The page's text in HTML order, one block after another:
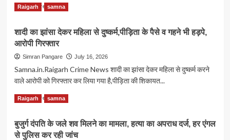
खुलासा,दोस्त
निकला
युवक
हत्यारा
Read MoreRead
more
धरमजयगढ़
में
के
शव
खुलासा,मोबाइल
रखने
के
Raigarh samna
शादी का झांसा देकर महिला से दुष्कर्म,पीड़िता के पैसे व गहने भी हड़पे,
आरोपी गिरफ्तार
Simran Pangare July 16, 2026
Samna.in.Raigarh Crime News शादी का झांसा देकर महिला से दुष्कर्म करने
वाले आरोपी को गिरफ्तार कर लिया गया है,पीड़िता की शिकायत...
Read MoreRead
more
शादी
का
Raigarh samna
बुजुर्ग दंपति के जले शव मिलने का मामला, हत्या का अपराध दर्ज, हर एंगल
से पुलिस कर रही जांच